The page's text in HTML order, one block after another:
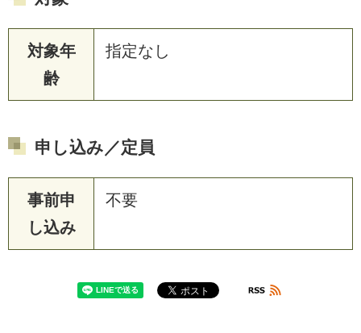
対象年
齢
指定なし
申し込み／定員
事前申
し込み
不要